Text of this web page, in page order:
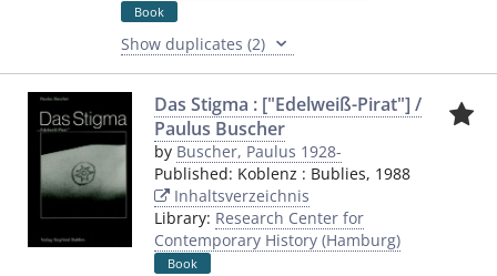
Book
Show duplicates (2)
Das Stigma : ["Edelweiß-Pirat"] /
Paulus Buscher
by Buscher, Paulus 1928-
Published: Koblenz : Bublies, 1988
Inhaltsverzeichnis
Library: Research Center for
Contemporary History (Hamburg)
Book